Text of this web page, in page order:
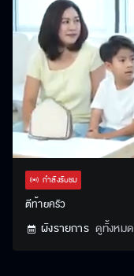
Stream
กำลังรับชม
ตีท้ายครัว
ผังรายการ ดูทั้งหมด